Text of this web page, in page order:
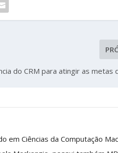
do CRM para atingir as metas
em Ciências da Computação